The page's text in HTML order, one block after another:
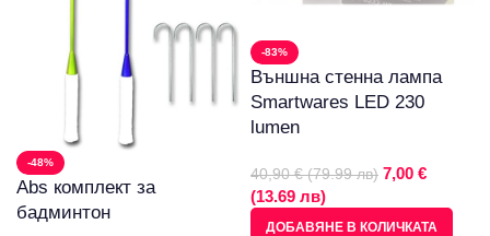
-48%
Abs комплект за
бадминтон
-83%
Външна стенна лампа
Smartwares LED 230
lumen
40,90 € (79.99 лв) 7,00 €
(13.69 лв)
ДОБАВЯНЕ В КОЛИЧКАТА